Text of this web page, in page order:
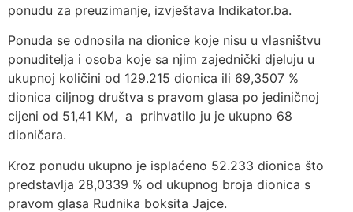
ponudu za preuzimanje, izvještava Indikator.ba.
Ponuda se odnosila na dionice koje nisu u vlasništvu
ponuditelja i osoba koje sa njim zajednički djeluju u
ukupnoj količini od 129.215 dionica ili 69,3507 %
dionica ciljnog društva s pravom glasa po jediničnoj
cijeni od 51,41 KM, a prihvatilo ju je ukupno 68
dioničara.
Kroz ponudu ukupno je isplaćeno 52.233 dionica što
predstavlja 28,0339 % od ukupnog broja dionica s
pravom glasa Rudnika boksita Jajce.